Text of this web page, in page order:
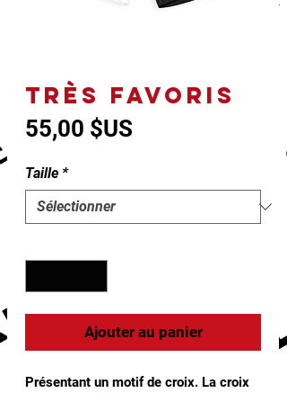
TRÈS FAVORIS
55,00 $US
Taille *
Ajouter au panier
Présentant un motif de croix. La croix